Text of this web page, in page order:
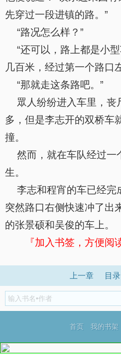
先穿过一段进镇的路。”
“路况怎么样？”
“还可以，路上都是小
几百米，经过第一个路口
“那就走这条路吧。”
眾人纷纷进入车里，丧
多，但是李志开的双桥车
撞。
然而，就在车队经过一
生。
李志和程宵的车已经完
突然路口右侧快速冲了出
的张景硕和吴俊的车上。
『加入书签，方便阅
上一章 目录
首页 我的书架